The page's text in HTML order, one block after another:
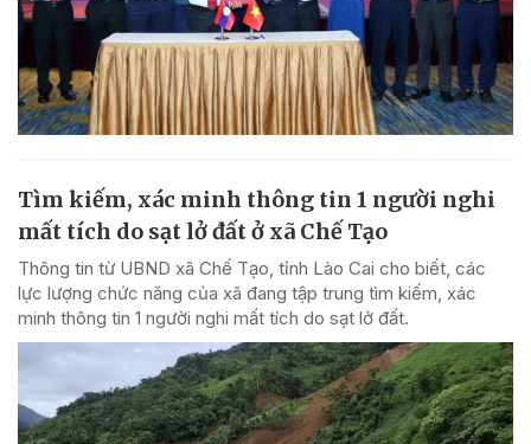
Tìm kiếm, xác minh thông tin 1 người nghi
mất tích do sạt lở đất ở xã Chế Tạo
Thông tin từ UBND xã Chế Tạo, tỉnh Lào Cai cho biết, các
lực lượng chức năng của xã đang tập trung tìm kiếm, xác
minh thông tin 1 người nghi mất tích do sạt lở đất.